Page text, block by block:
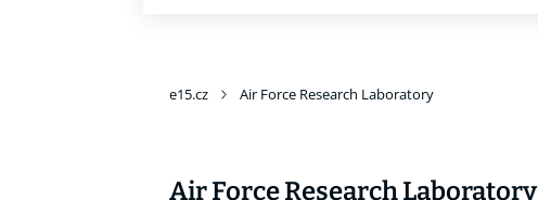
e15.cz Air Force Research Laboratory
Air Force Research Laboratory